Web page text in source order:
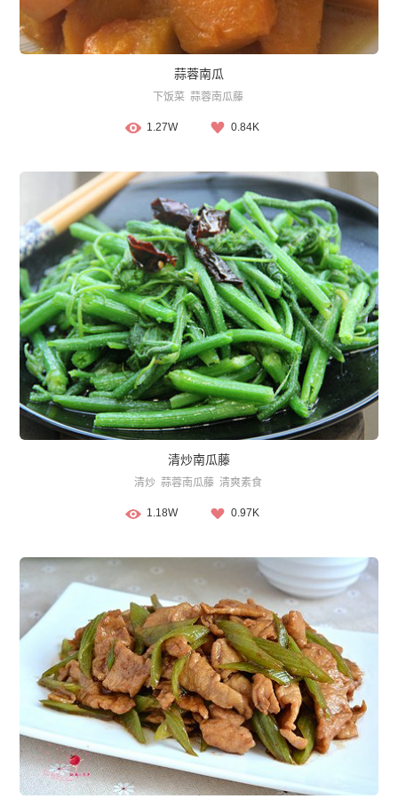
蒜蓉南瓜
下饭菜 蒜蓉南瓜藤
1.27W 0.84K
清炒南瓜藤
清炒 蒜蓉南瓜藤 清爽素食
1.18W 0.97K